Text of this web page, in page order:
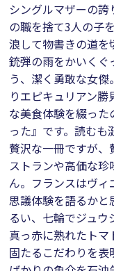
シングルマザーの
の職を捨て3人の子
浪して物書きの道を
銃弾の雨をかいくぐ
う、潔く勇敢な女
りエピキュリアン
な美食体験を綴っ
った』です。読む
贅沢な一冊ですが
ストランや高価な
ん。フランスはヴ
思議体験を語るか
るい、七輪でジュウ
真っ赤に熟れたト
固たるこだわりを